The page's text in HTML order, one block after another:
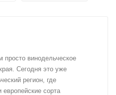
винодельческое
Сегодня это уже
регион, где
сорта